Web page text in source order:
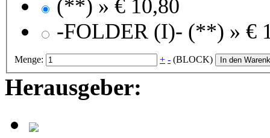
(**) » € 10,80
-FOLDER (I)- (**) » €
Menge: + - (BLOCK) In den
Herausgeber: